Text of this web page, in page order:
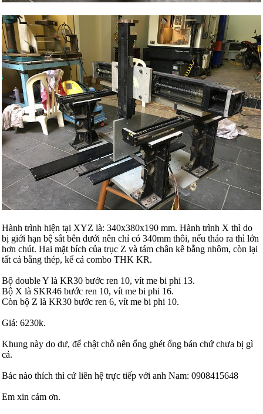
Hành trình hiện tại XYZ là: 340x380x190 mm. Hành trình X thì do
bị giới hạn bệ sắt bên dưới nên chỉ có 340mm thôi, nếu tháo ra thì lớn
hơn chút. Hai mặt bích của trục Z và tám chân kê bằng nhôm, còn lại
tất cả bằng thép, kể cả combo THK KR.
Bộ double Y là KR30 bước ren 10, vít me bi phi 13.
Bộ X là SKR46 bước ren 10, vít me bi phi 16.
Còn bộ Z là KR30 bước ren 6, vít me bi phi 10.
Giá: 6230k.
Khung này do dư, để chật chỗ nên ổng ghét ổng bán chứ chưa bị gì
cả.
Bác nào thích thì cứ liên hệ trực tiếp với anh Nam: 0908415648
Em xin cám ơn.